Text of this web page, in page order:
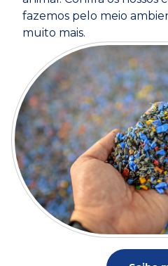
fazemos pelo meio
muito mais.